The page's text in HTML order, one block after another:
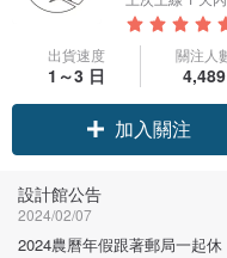
出貨速度
1～3 日
關注人
4,489
加入關注
設計館公告
2024/02/07
2024農曆年假跟著郵局一起